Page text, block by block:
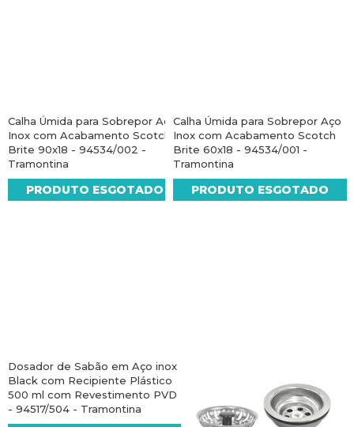
Calha Úmida para Sobrepor Aço
Inox com Acabamento Scotch
Brite 90x18 - 94534/002 -
Tramontina
PRODUTO ESGOTADO
Calha Úmida para Sobrepor Aço
Inox com Acabamento Scotch
Brite 60x18 - 94534/001 -
Tramontina
PRODUTO ESGOTADO
Dosador de Sabão em Aço inox
Black com Recipiente Plástico
500 ml com Revestimento PVD
- 94517/504 - Tramontina